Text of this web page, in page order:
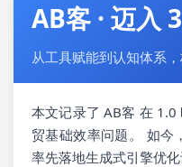
AB客 · 迈入
从工具赋能到认知体系
本文记录了 AB客 在
贸基础效率问题。 如今
率先落地生成式引擎优化